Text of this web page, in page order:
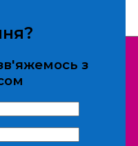
третім особам
з